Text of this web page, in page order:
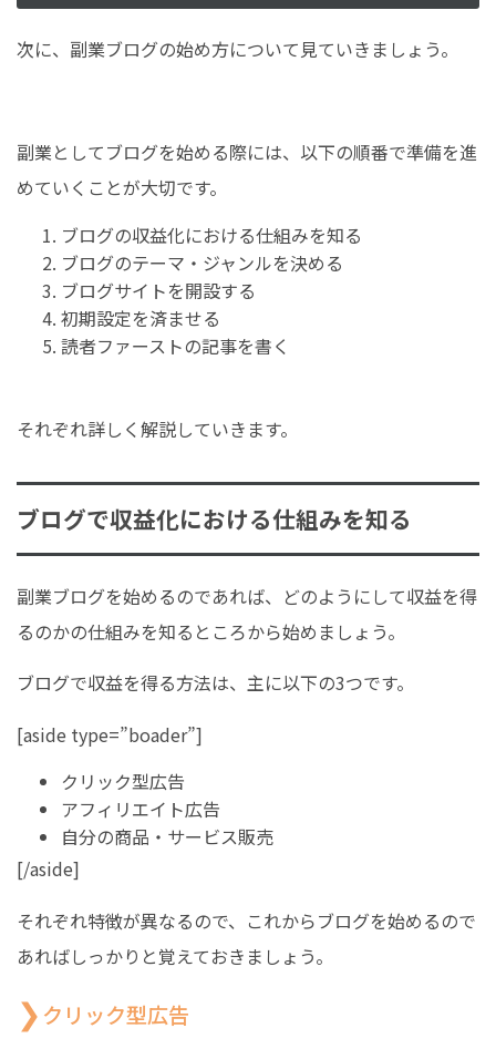
次に、副業ブログの始め方について見ていきましょう。
副業としてブログを始める際には、以下の順番で準備を進
めていくことが大切です。
ブログの収益化における仕組みを知る
ブログのテーマ・ジャンルを決める
ブログサイトを開設する
初期設定を済ませる
読者ファーストの記事を書く
それぞれ詳しく解説していきます。
ブログで収益化における仕組みを知る
副業ブログを始めるのであれば、どのようにして収益を得
るのかの仕組みを知るところから始めましょう。
ブログで収益を得る方法は、主に以下の3つです。
[aside type=”boader”]
クリック型広告
アフィリエイト広告
自分の商品・サービス販売
[/aside]
それぞれ特徴が異なるので、これからブログを始めるので
あればしっかりと覚えておきましょう。
クリック型広告